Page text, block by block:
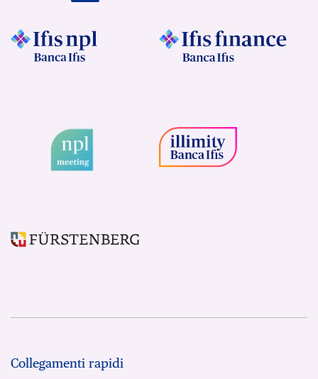
Collegamenti rapidi